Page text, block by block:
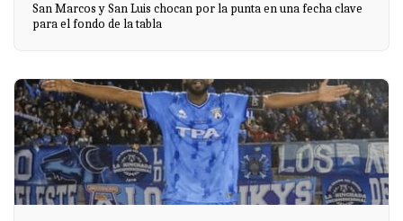
San Marcos y San Luis chocan por la punta en una fecha clave
para el fondo de la tabla